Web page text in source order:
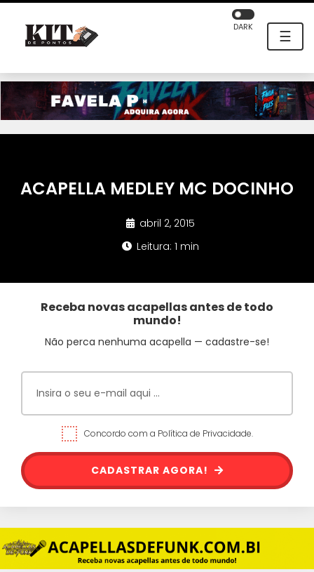
☰
DARK
ACAPELLA MEDLEY MC DOCINHO
abril 2, 2015
Leitura: 1 min
Receba novas acapellas antes de todo
mundo!
Não perca nenhuma acapella — cadastre-se!
Concordo com a Política de Privacidade.
CADASTRAR AGORA!